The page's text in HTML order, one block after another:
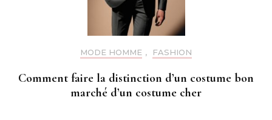
MODE HOMME , FASHION
Comment faire la distinction d’un costume bon
marché d’un costume cher